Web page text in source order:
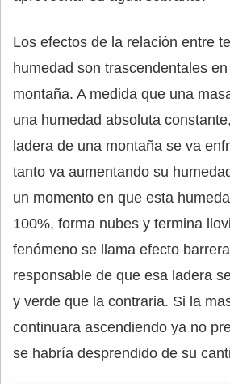
Los efectos de la relación entre
humedad son trascendentales
montaña. A medida que una
una humedad absoluta
ladera de una montaña se va
tanto va aumentando su
un momento en que esta
100%, forma nubes y termina
fenómeno se llama efecto
responsable de que esa ladera
y verde que la contraria. Si la
continuara ascendiendo ya no
se habría desprendido de su